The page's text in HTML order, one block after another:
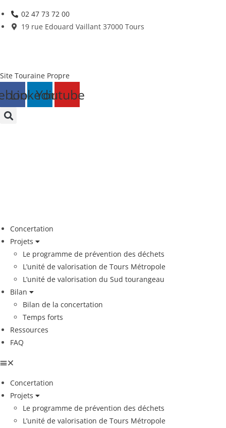
Skip
to
02 47 73 72 00
19 rue Edouard Vaillant 37000 Tours
Site Touraine Propre
LinkedinYoutube
Concertation
Projets
Le programme de prévention des déchets
L’unité de valorisation de Tours Métropole
L’unité de valorisation du Sud tourangeau
Bilan
Bilan de la concertation
Temps forts
Ressources
FAQ
Concertation
Projets
Le programme de prévention des déchets
L’unité de valorisation de Tours Métropole